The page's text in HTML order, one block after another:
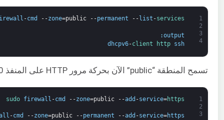
1
2
3
4
-cmd --zone=public --permanent -- list -services
output
:
dhcpv6-client http ssh
تسمح المنطقة “public” الآن بحركة مرور HTTP على المنفذ 80. يمكنك إضافة هذا إلى الجلسة الحالية ومجموعة القواعد الدائمة باستخدام الأمر أدناه:
1
2
3
sudo firewall -cmd --zone=public --add -service=https
-cmd --zone=public --permanent --add -service=https